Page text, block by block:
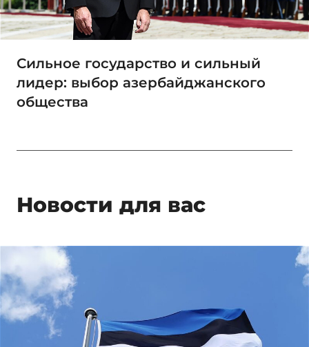
Сильное государство и сильный
лидер: выбор азербайджанского
общества
Новости для вас